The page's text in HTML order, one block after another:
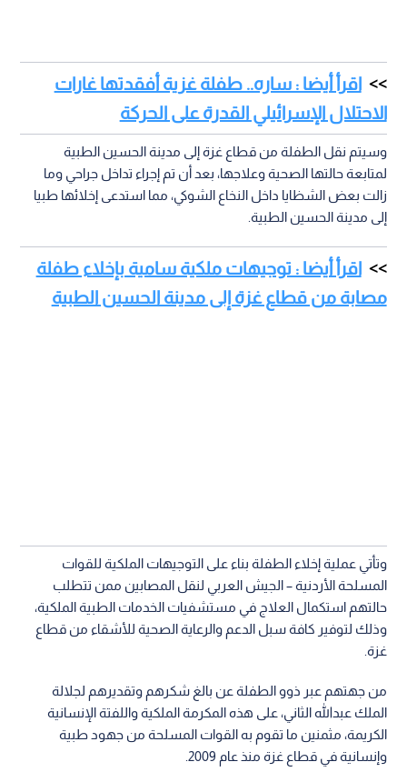
اقرأ أيضا : ساره.. طفلة غزية أفقدتها غارات
الاحتلال الإسرائيلي القدرة على الحركة
وسيتم نقل الطفلة من قطاع غزة إلى مدينة الحسين الطبية
لمتابعة حالتها الصحية وعلاجها، بعد أن تم إجراء تداخل جراحي وما
زالت بعض الشظايا داخل النخاع الشوكي، مما استدعى إخلائها طبيا
إلى مدينة الحسين الطبية.
اقرأ أيضا : توجيهات ملكية سامية بإخلاء طفلة
مصابة من قطاع غزة إلى مدينة الحسين الطبية
وتأتي عملية إخلاء الطفلة بناء على التوجيهات الملكية للقوات
المسلحة الأردنية – الجيش العربي لنقل المصابين ممن تتطلب
حالتهم استكمال العلاج في مستشفيات الخدمات الطبية الملكية،
وذلك لتوفير كافة سبل الدعم والرعاية الصحية للأشقاء من قطاع
غزة.
من جهتهم عبر ذوو الطفلة عن بالغ شكرهم وتقديرهم لجلالة
الملك عبدالله الثاني، على هذه المكرمة الملكية واللفتة الإنسانية
الكريمة، مثمنين ما تقوم به القوات المسلحة من جهود طبية
وإنسانية في قطاع غزة منذ عام 2009.